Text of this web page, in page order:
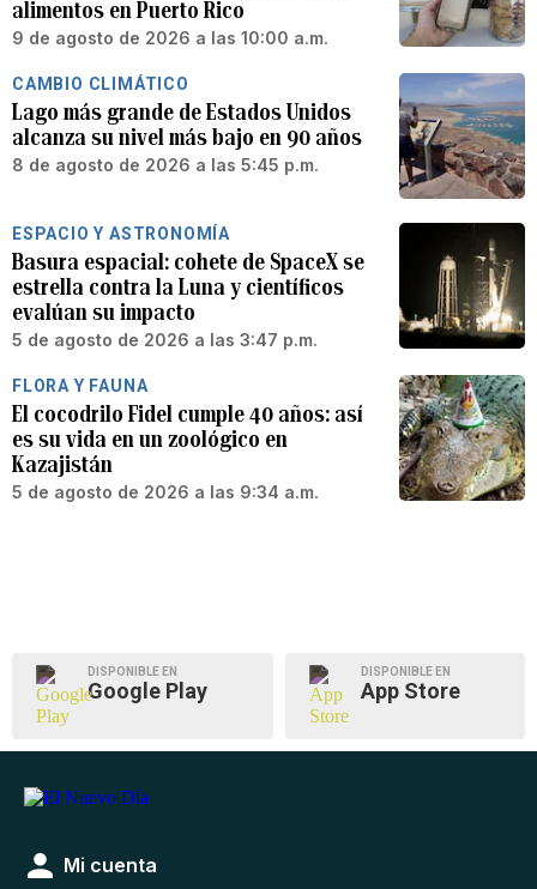
alimentos en Puerto Rico
9 de agosto de 2026 a las 10:00 a.m.
CAMBIO CLIMÁTICO
Lago más grande de Estados Unidos
alcanza su nivel más bajo en 90 años
8 de agosto de 2026 a las 5:45 p.m.
ESPACIO Y ASTRONOMÍA
Basura espacial: cohete de SpaceX se
estrella contra la Luna y científicos
evalúan su impacto
5 de agosto de 2026 a las 3:47 p.m.
FLORA Y FAUNA
El cocodrilo Fidel cumple 40 años: así
es su vida en un zoológico en
Kazajistán
5 de agosto de 2026 a las 9:34 a.m.
DISPONIBLE EN
Google Play
DISPONIBLE EN
App Store
Mi cuenta